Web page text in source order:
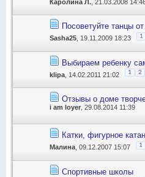
Посоветуйте танцы
Sasha25 , 19.11.2009 18:23 1
Выбираем ребенку
klipa , 14.02.2011 21:02 1 2
Отзывы о доме
i am loyer , 29.08.2014 11:39
Катки, фигурное
Малина , 09.12.2007 15:07 1
Спортивные школы